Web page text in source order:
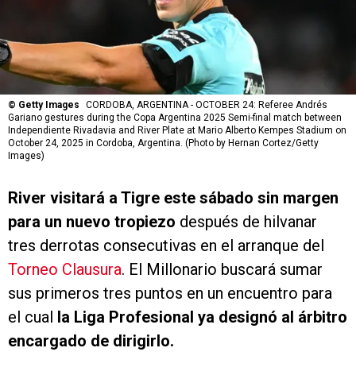
© Getty Images
CORDOBA, ARGENTINA - OCTOBER 24: Referee Andrés
Gariano gestures during the Copa Argentina 2025 Semi-final match between
Independiente Rivadavia and River Plate at Mario Alberto Kempes Stadium on
October 24, 2025 in Cordoba, Argentina. (Photo by Hernan Cortez/Getty
Images)
River visitará a Tigre este sábado sin margen
para un nuevo tropiezo después de hilvanar
tres derrotas consecutivas en el arranque del
Torneo Clausura. El Millonario buscará sumar
sus primeros tres puntos en un encuentro para
el cual
la Liga Profesional ya designó al árbitro
encargado de dirigirlo.